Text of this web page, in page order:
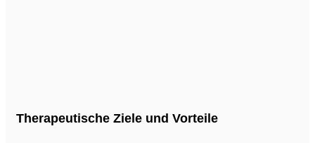
Therapeutische Ziele und Vorteile